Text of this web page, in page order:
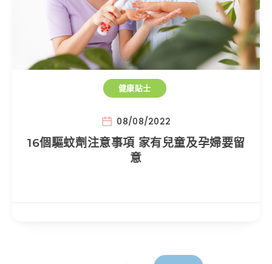
健康貼士
08/08/2022
16個驅蚊劑注意事項 家有兒童及孕婦要留
意